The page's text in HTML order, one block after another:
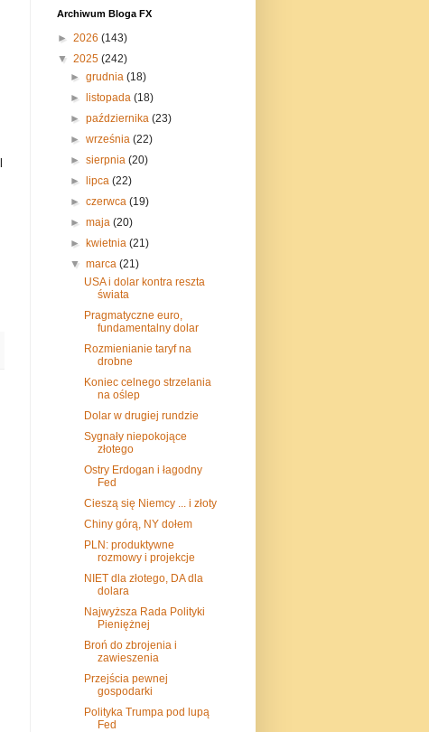
Archiwum Bloga FX
► 2026 (143)
▼ 2025 (242)
►grudnia(18)
►listopada(18)
►października(23)
►września(22)
►sierpnia(20)
►lipca(22)
►czerwca(19)
►maja(20)
►kwietnia(21)
▼marca(21)
USA i dolar kontra reszta
świata
Pragmatyczne euro,
fundamentalny dolar
Rozmienianie taryf na
drobne
Koniec celnego strzelania
na oślep
Dolar w drugiej rundzie
Sygnały niepokojące
złotego
Ostry Erdogan i łagodny
Fed
Cieszą się Niemcy ... i złoty
Chiny górą, NY dołem
PLN: produktywne
rozmowy i projekcje
NIET dla złotego, DA dla
dolara
Najwyższa Rada Polityki
Pieniężnej
Broń do zbrojenia i
zawieszenia
Przejścia pewnej
gospodarki
Polityka Trumpa pod lupą
Fed